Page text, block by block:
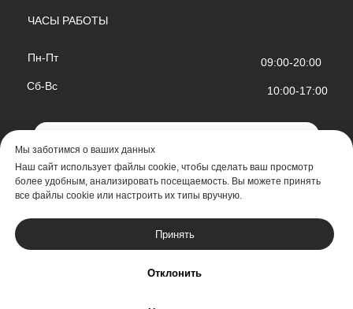
Мы заботимся о ваших данных
Наш сайт использует файлы cookie, чтобы сделать ваш просмотр
более удобным, анализировать посещаемость. Вы можете принять
все файлы cookie или настроить их типы вручную.
Принять
Отклонить
ЧАСЫ РАБОТЫ
10:00-17:00
Сб-Вс
09:00-20:00
Разработка
Пн-Пт
Открыть в 2ГИС